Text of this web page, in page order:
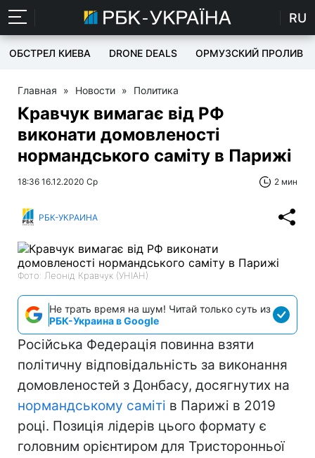
RU
ОБСТРЕЛ КИЕВА DRONE DEALS ОРМУЗСКИЙ ПРОЛИВ
Главная » Новости » Политика
Кравчук вимагає від РФ
виконати домовленості
нормандського саміту в Парижі
18:36 16.12.2020 Ср 2 мин
РБК-УКРАИНА
Фото: Леонід Кравчук (УНІАН)
Не трать время на шум! Читай только суть из
РБК-Украина в Google
Російська Федерація повинна взяти
політичну відповідальність за виконання
домовленостей з Донбасу, досягнутих на
нормандському саміті в Парижі в 2019
році. Позиція лідерів цього формату є
головним орієнтиром для Тристоронньої